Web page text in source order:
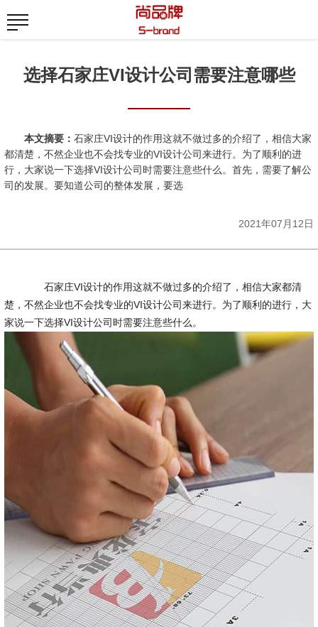
选择石家庄VI设计公司需要注意哪些
本文摘要： 石家庄VI设计的作用这就不做过多的介绍了，相信大家
都清楚，不然企业也不会找专业的VI设计公司来进行。为了顺利的进
行，大家说一下选择VI设计公司时需要注意些什么。首先，需要了解公
司的发展。要知道公司的整体发展，要选
2021年07月12日
石家庄VI设计的作用这就不做过多的介绍了，相信大家都清
楚，不然企业也不会找专业的VI设计公司来进行。为了顺利的进行，大
家说一下选择VI设计公司时需要注意些什么。